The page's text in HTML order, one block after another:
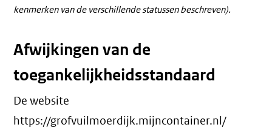
kenmerken van de verschillende statussen beschreven).
Afwijkingen van de
toegankelijkheidsstandaard
De website
https://grofvuilmoerdijk.mijncontainer.nl/